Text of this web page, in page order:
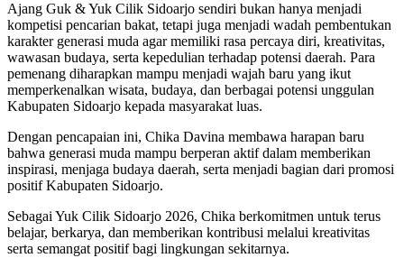
Ajang Guk & Yuk Cilik Sidoarjo sendiri bukan hanya menjadi
kompetisi pencarian bakat, tetapi juga menjadi wadah pembentukan
karakter generasi muda agar memiliki rasa percaya diri, kreativitas,
wawasan budaya, serta kepedulian terhadap potensi daerah. Para
pemenang diharapkan mampu menjadi wajah baru yang ikut
memperkenalkan wisata, budaya, dan berbagai potensi unggulan
Kabupaten Sidoarjo kepada masyarakat luas.
Dengan pencapaian ini, Chika Davina membawa harapan baru
bahwa generasi muda mampu berperan aktif dalam memberikan
inspirasi, menjaga budaya daerah, serta menjadi bagian dari promosi
positif Kabupaten Sidoarjo.
Sebagai Yuk Cilik Sidoarjo 2026, Chika berkomitmen untuk terus
belajar, berkarya, dan memberikan kontribusi melalui kreativitas
serta semangat positif bagi lingkungan sekitarnya.